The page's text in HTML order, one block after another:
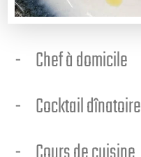
Chef à domicile
Cocktail dînatoire